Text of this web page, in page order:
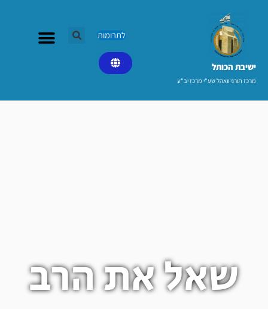
ישיבת הכותל​
מרכז תורני וואהל שע"י מרכז יב"ע
לתרומות
שאל את הרב